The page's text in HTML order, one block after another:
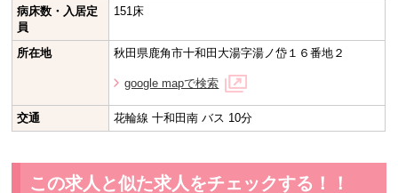
病床数・入居定
員
151床
所在地 秋田県鹿角市十和田大湯字湯ノ岱１６番地２
google mapで検索
交通 花輪線 十和田南 バス 10分
この求人と似た求人をチェックする！！